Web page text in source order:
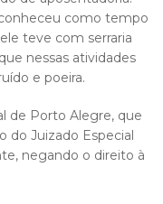
como tempo
teve com serraria
nessas atividades
e poeira.
de Porto Alegre, que
do Juizado Especial
negando o direito à